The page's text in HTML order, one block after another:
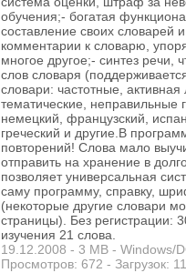
обучения;- богатая
составление своих словарей
комментарии к словарю,
многое другое;- синтез речи,
слов словаря
словари: частотные,
тематические, неправильные
немецкий, французский,
греческий и другие.В
повторений! Слова мало
отправить на хранение в
позволяет универсальная
саму программу, справку,
(некоторые другие словари
страницы). Без регистрации:
изучения 21 слова.
19.12.2008 - 3 MB - Windows/
Просмотров: 672 - Загрузок: